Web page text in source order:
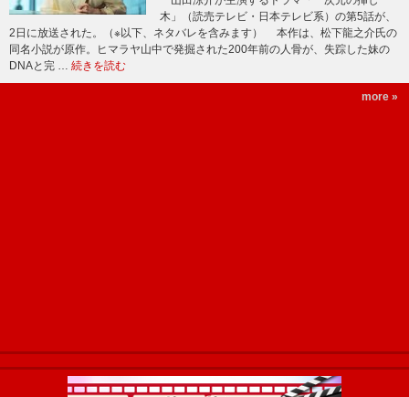
木」（読売テレビ・日本テレビ系）の第5話が、
2日に放送された。（※以下、ネタバレを含みます） 本作は、松下龍之介氏の
同名小説が原作。ヒマラヤ山中で発掘された200年前の人骨が、失踪した妹の
DNAと完 … 続きを読む
more »